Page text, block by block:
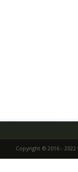
Copyright © 2016 - 2022